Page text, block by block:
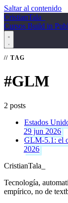
Saltar al contenido
CristianTala
Cursos Build in
TAG
#GLM
2 posts
Estados
29 jun 2026
GLM-5.1: el
2026
CristianTala
Tecnología,
empírico, no de